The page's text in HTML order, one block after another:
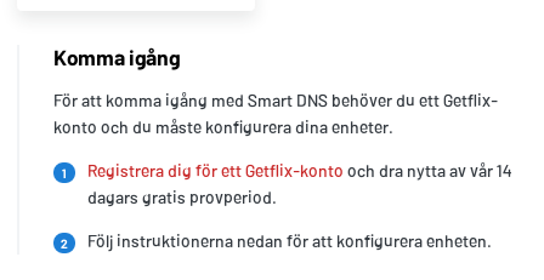
Komma igång
För att komma igång med Smart DNS behöver du ett Getflix-
konto och du måste konfigurera dina enheter.
1 Registrera dig för ett Getflix-konto och dra nytta av vår 14
dagars gratis provperiod.
2 Följ instruktionerna nedan för att konfigurera enheten.